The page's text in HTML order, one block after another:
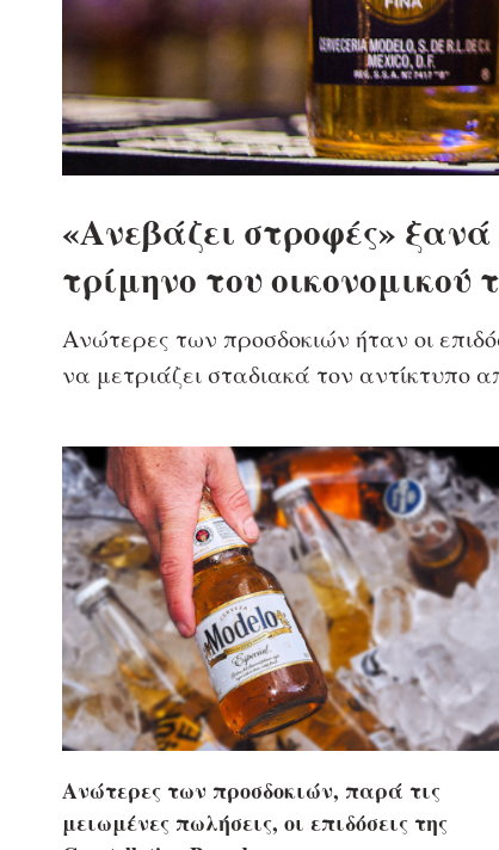
«Ανεβάζει στροφές»
τρίμηνο του οικονομικού
Ανώτερες των προσδοκιών ήταν οι
να μετριάζει σταδιακά τον αντίκτυπο
Ανώτερες των προσδοκιών, παρά τις
μειωμένες πωλήσεις, οι επιδόσεις της